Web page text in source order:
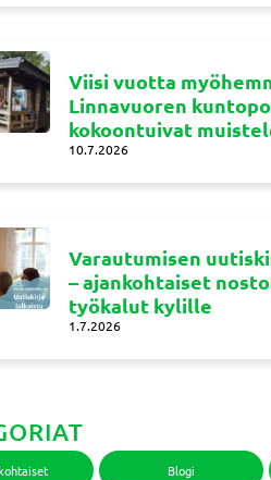
Viisi vuotta
Linnavuoren
kokoontuivat
10.7.2026
Varautumisen
– ajankohtaiset
työkalut kylille
1.7.2026
Blogi